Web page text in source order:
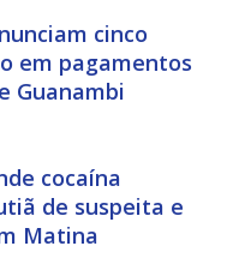
cinco
em pagamentos
Guanambi
cocaína
de suspeita e
Matina